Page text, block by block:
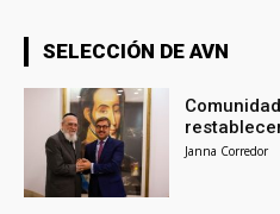
SELECCIÓN DE AVN
Janna Corredor